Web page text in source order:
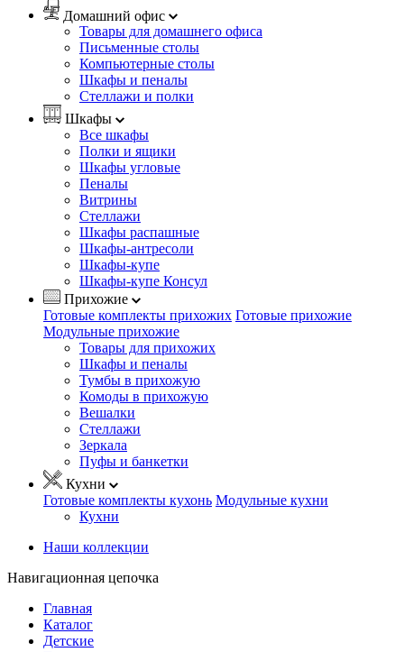
Домашний офис
Товары для домашнего офиса
Письменные столы
Компьютерные столы
Шкафы и пеналы
Стеллажи и полки
Шкафы
Все шкафы
Полки и ящики
Шкафы угловые
Пеналы
Витрины
Стеллажи
Шкафы распашные
Шкафы-антресоли
Шкафы-купе
Шкафы-купе Консул
Прихожие
Готовые комплекты прихожих Готовые прихожие
Модульные прихожие
Товары для прихожих
Шкафы и пеналы
Тумбы в прихожую
Комоды в прихожую
Вешалки
Стеллажи
Зеркала
Пуфы и банкетки
Кухни
Готовые комплекты кухонь Модульные кухни
Кухни
Наши коллекции
Навигационная цепочка
Главная
Каталог
Детские